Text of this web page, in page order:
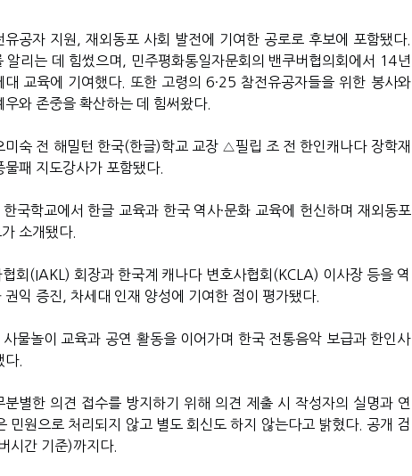
공자 지원, 재외동포 사회 발전에 기여한 공로로 후보에 포함됐다.
알리는 데 힘썼으며, 민주평화통일자문회의 밴쿠버협의회에서 14년
교육에 기여했다. 또한 고령의 6·25 참전유공자들을 위한 봉사와
와 존중을 확산하는 데 힘써왔다.
숙 전 해밀턴 한국(한글)학교 교장 △필립 조 전 한인캐나다 장학재
패 지도강사가 포함됐다.
국학교에서 한글 교육과 한국 역사·문화 교육에 헌신하며 재외동포
소개됐다.
회(IAKL) 회장과 한국계 캐나다 변호사협회(KCLA) 이사장 등을 역
익 증진, 차세대 인재 양성에 기여한 점이 평가됐다.
물놀이 교육과 공연 활동을 이어가며 한국 전통음악 보급과 한인사
다.
별한 의견 접수를 방지하기 위해 의견 제출 시 작성자의 실명과 연
민원으로 처리되지 않고 별도 회신도 하지 않는다고 밝혔다. 공개 검
시간 기준)까지다.